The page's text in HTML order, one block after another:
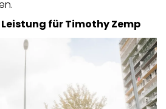
für Timothy Zemp